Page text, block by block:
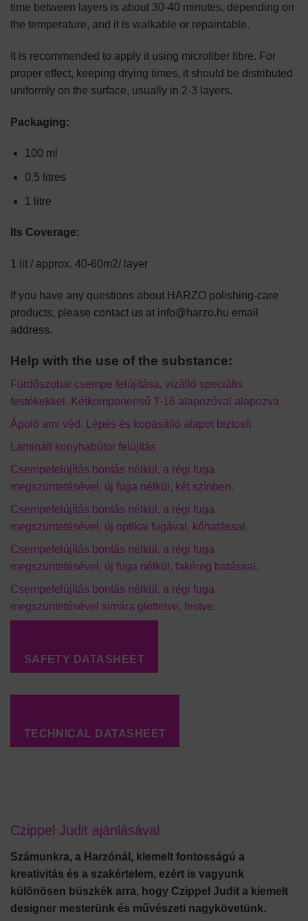
time between layers is about 30-40 minutes, depending on
the temperature, and it is walkable or repaintable.
It is recommended to apply it using microfiber fibre. For
proper effect, keeping drying times, it should be distributed
uniformly on the surface, usually in 2-3 layers.
Packaging:
100 ml
0.5 litres
1 litre
Its Coverage:
1 lit / approx. 40-60m2/ layer
If you have any questions about HARZO polishing-care
products, please contact us at info@harzo.hu email
address.
Help with the use of the substance:
Fürdőszobai csempe felújítása, vízálló speciális
festékekkel. Kétkomponensű T-16 alapozóval alapozva
Ápoló ami véd. Lépés és kopásálló alapot biztosít
Laminált konyhabútor felújítás
Csempefelújítás bontás nélkül, a régi fuga
megszüntetésével, új fuga nélkül, két színben.
Csempefelújítás bontás nélkül, a régi fuga
megszüntetésével, új optikai fugával, kőhatással.
Csempefelújítás bontás nélkül, a régi fuga
megszüntetésével, új fuga nélkül, fakéreg hatással.
Csempefelújítás bontás nélkül, a régi fuga
megszüntetésével simára glettelve, festve.
SAFETY DATASHEET
TECHNICAL DATASHEET
Czippel Judit ajánlásával
Számunkra, a Harzónál, kiemelt fontosságú a
kreativitás és a szakértelem, ezért is vagyunk
különösen büszkék arra, hogy Czippel Judit a kiemelt
designer mesterünk és művészeti nagykövetünk.